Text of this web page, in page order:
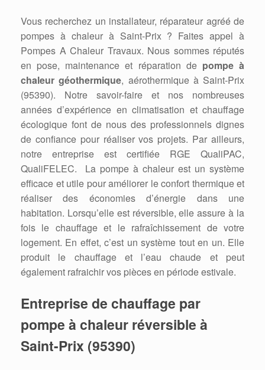
Vous recherchez un installateur, réparateur agréé de
pompes à chaleur à Saint-Prix ? Faites appel à
Pompes A Chaleur Travaux. Nous sommes réputés
en pose, maintenance et réparation de pompe à
chaleur géothermique, aérothermique à Saint-Prix
(95390). Notre savoir-faire et nos nombreuses
années d’expérience en climatisation et chauffage
écologique font de nous des professionnels dignes
de confiance pour réaliser vos projets. Par ailleurs,
notre entreprise est certifiée RGE QualiPAC,
QualiFELEC. La pompe à chaleur est un système
efficace et utile pour améliorer le confort thermique et
réaliser des économies d’énergie dans une
habitation. Lorsqu’elle est réversible, elle assure à la
fois le chauffage et le rafraîchissement de votre
logement. En effet, c’est un système tout en un. Elle
produit le chauffage et l’eau chaude et peut
également rafraichir vos pièces en période estivale.
Entreprise de chauffage par
pompe à chaleur réversible à
Saint-Prix (95390)